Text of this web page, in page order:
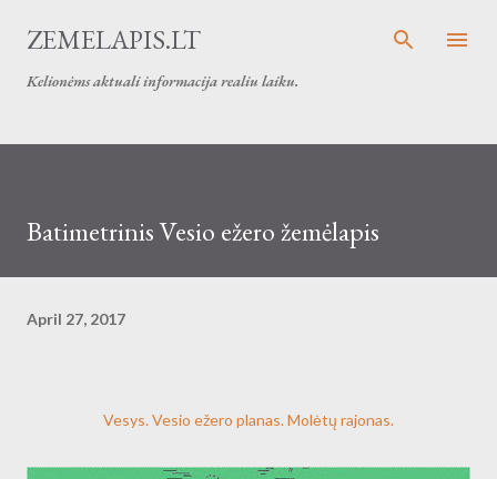
Skip to main content
ZEMELAPIS.LT
Kelionėms aktuali informacija realiu laiku.
Batimetrinis Vesio ežero žemėlapis
April 27, 2017
Vesys. Vesio ežero planas. Molėtų rajonas.